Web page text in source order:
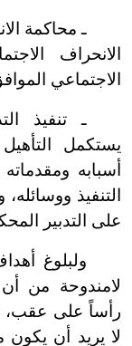
ـ محاكمة
الانحراف
الاجتماعي
ـ تنفيذ
يستكمل
أسبابه
التنفيذ
على التدبير
ولبلوغ
لامندوحة من أن
رأساً على عقب،
لا يريد أن يكون